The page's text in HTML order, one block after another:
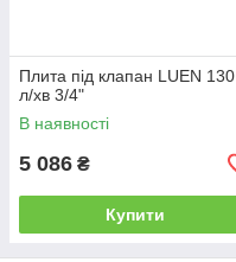
Плита під клапан LUEN 130
л/хв 3/4"
В наявності
5 086 ₴
Купити